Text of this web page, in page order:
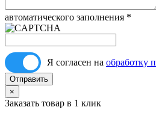
автоматического заполнения *
Я согласен на обработку
Отправить
×
Заказать товар в 1 клик